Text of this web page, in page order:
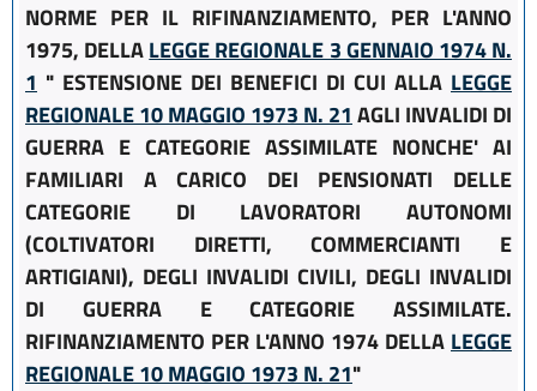
NORME PER IL RIFINANZIAMENTO, PER L'ANNO
1975, DELLALEGGE REGIONALE 3 GENNAIO 1974 N.
1 " ESTENSIONE DEI BENEFICI DI CUI ALLA LEGGE
REGIONALE 10 MAGGIO 1973 N. 21 AGLI INVALIDI DI
GUERRA E CATEGORIE ASSIMILATE NONCHE' AI
FAMILIARI A CARICO DEI PENSIONATI DELLE
CATEGORIE DI LAVORATORI AUTONOMI
(COLTIVATORI DIRETTI, COMMERCIANTI E
ARTIGIANI), DEGLI INVALIDI CIVILI, DEGLI INVALIDI
DI GUERRA E CATEGORIE ASSIMILATE.
RIFINANZIAMENTO PER L'ANNO 1974 DELLA LEGGE
REGIONALE 10 MAGGIO 1973 N. 21"